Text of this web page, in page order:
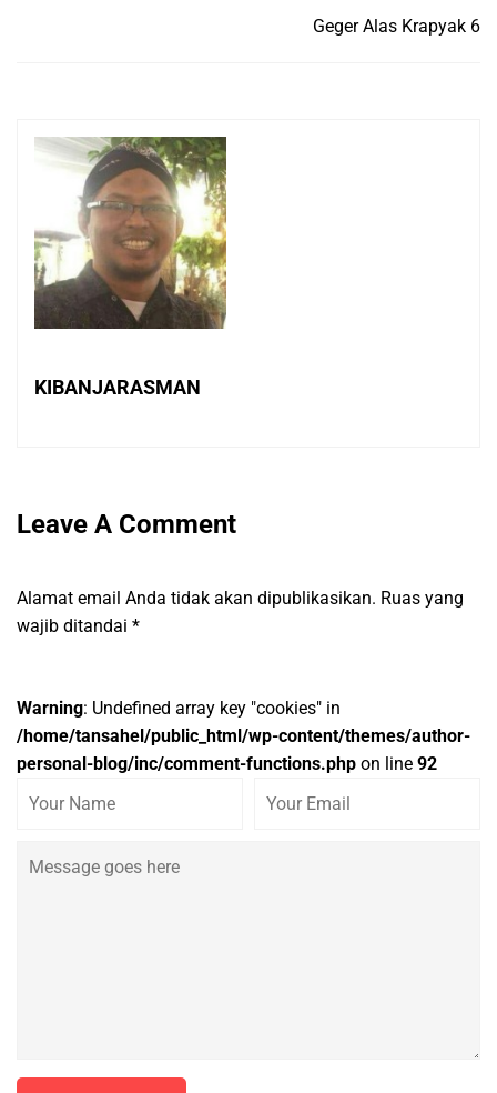
Geger Alas Krapyak 6
KIBANJARASMAN
Leave A Comment
Alamat email Anda tidak akan dipublikasikan. Ruas yang
wajib ditandai *
Warning: Undefined array key "cookies" in
/home/tansahel/public_html/wp-content/themes/author-
personal-blog/inc/comment-functions.php on line 92